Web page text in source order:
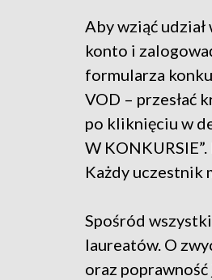
Aby wziąć
konto i
formularza
VOD – przesłać
po kliknięciu w
W
Każdy uczestnik
Spośród
laureatów. O
oraz poprawność